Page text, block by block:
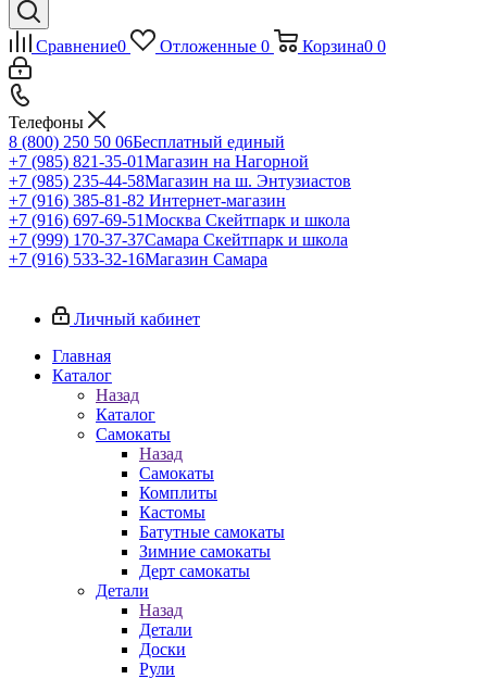
Сравнение0 Отложенные 0 Корзина0 0
Телефоны
8 (800) 250 50 06Бесплатный единый
+7 (985) 821-35-01Магазин на Нагорной
+7 (985) 235-44-58Магазин на ш. Энтузиастов
+7 (916) 385-81-82 Интернет-магазин
+7 (916) 697-69-51Москва Скейтпарк и школа
+7 (999) 170-37-37Самара Скейтпарк и школа
+7 (916) 533-32-16Магазин Самара
Личный кабинет
Главная
Каталог
Назад
Каталог
Самокаты
Назад
Самокаты
Комплиты
Кастомы
Батутные самокаты
Зимние самокаты
Дерт самокаты
Детали
Назад
Детали
Доски
Рули